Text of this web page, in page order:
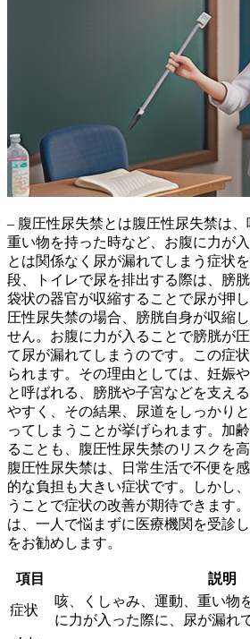
– 腹圧性尿失禁とは腹圧性尿失禁は、
重い物を持った時など、お腹に力が
とは関係なく尿が漏れてしまう症状
段、トイレで尿を排出する際は、膀
袋状の器官が収縮することで尿が押
圧性尿失禁の場合、膀胱自身が収縮
せん。お腹に力が入ることで膀胱が
て尿が漏れてしまうのです。この症
られます。その理由としては、妊娠
と呼ばれる、膀胱や子宮などを支え
やすく、その結果、尿道をしっかり
ってしまうことが挙げられます。加
ることも、腹圧性尿失禁のリスクを
腹圧性尿失禁は、日常生活で不便を
的な負担も大きい症状です。しかし
うことで症状の改善が期待できます
は、一人で悩まずに医療機関を受診
をお勧めします。
項目 説明
症状
咳、くしゃみ、運動、重い物
に力が入った際に、尿が漏れ